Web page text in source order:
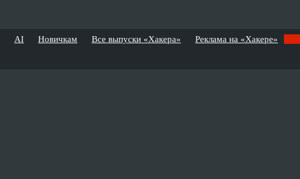
AI Новичкам Все выпуски «Хакера» Реклама на «Хакере»